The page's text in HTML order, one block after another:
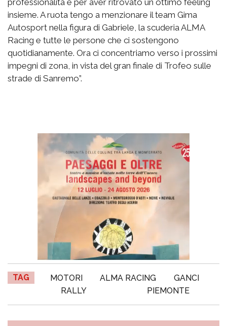
insieme. A ruota tengo a menzionare il team Gima
Autosport nella figura di Gabriele, la scuderia ALMA
Racing e tutte le persone che ci sostengono
quotidianamente. Ora ci concentriamo verso i prossimi
impegni di zona, in vista del gran finale di Trofeo sulle
strade di Sanremo”.
TAG MOTORI ALMA RACING
GANCI
RALLY
PIEMONTE